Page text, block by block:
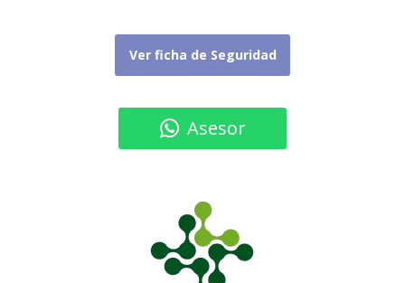
Ver ficha de Seguridad
Asesor